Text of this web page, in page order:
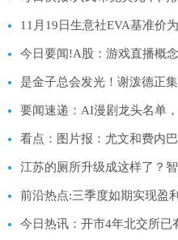
11月19日生意社EVA基准价
要闻速递：AI漫剧龙头名单，
今日热讯：开市4年北交所已